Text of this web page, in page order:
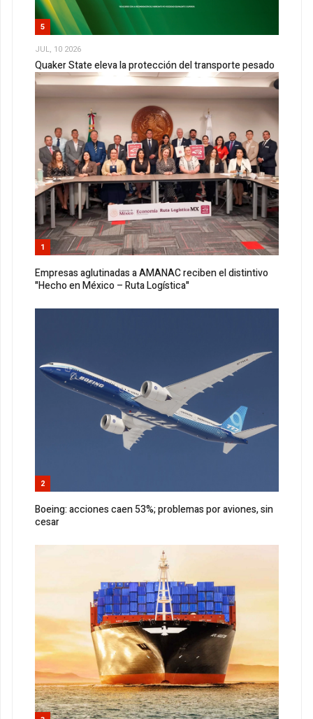
5
JUL, 10 2026
Quaker State eleva la protección del transporte pesado
1
Empresas aglutinadas a AMANAC reciben el distintivo
"Hecho en México – Ruta Logística"
2
Boeing: acciones caen 53%; problemas por aviones, sin
cesar